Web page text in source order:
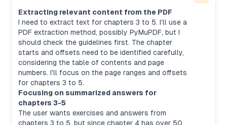
Extracting relevant content from the PDF
I need to extract text for chapters 3 to 5. I'll use a
PDF extraction method, possibly PyMuPDF, but I
should check the guidelines first. The chapter
starts and offsets need to be identified carefully,
considering the table of contents and page
numbers. I'll focus on the page ranges and offsets
for chapters 3 to 5.
Focusing on summarized answers for
chapters 3-5
The user wants exercises and answers from
chapters 3 to 5, but since chapter 4 has over 50